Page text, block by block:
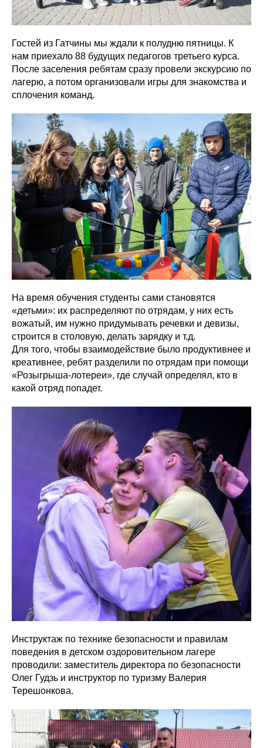
Гостей из Гатчины мы ждали к полудню пятницы. К
нам приехало 88 будущих педагогов третьего курса.
После заселения ребятам сразу провели экскурсию по
лагерю, а потом организовали игры для знакомства и
сплочения команд.
На время обучения студенты сами становятся
«детьми»: их распределяют по отрядам, у них есть
вожатый, им нужно придумывать речевки и девизы,
строится в столовую, делать зарядку и т.д.
Для того, чтобы взаимодействие было продуктивнее и
креативнее, ребят разделили по отрядам при помощи
«Розыгрыша-лотереи», где случай определял, кто в
какой отряд попадет.
Инструктаж по технике безопасности и правилам
поведения в детском оздоровительном лагере
проводили: заместитель директора по безопасности
Олег Гудзь и инструктор по туризму Валерия
Терешонкова.